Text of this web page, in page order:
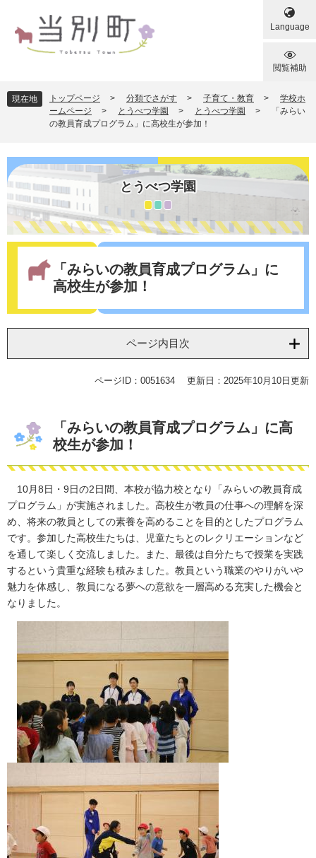
でば
文
Language
閲覧補助
現在地 トップページ > 分類でさがす > 子育て・教育 >
学校ホ
ームページ
> とうべつ学園 > とうべつ学園 >
「みらい
の教員育成プログラム」に高校生が参加！
とうべつ学園
「みらいの教員育成プログラム」に
高校生が参加！
ページ内目次
ページID：0051634 更新日：2025年10月10日更新
「みらいの教員育成プログラム」に高
校生が参加！
10月8日・9日の2日間、本校が協力校となり「みらいの教員育成
プログラム」が実施されました。高校生が教員の仕事への理解を深
め、将来の教員としての素養を高めることを目的としたプログラム
です。参加した高校生たちは、児童たちとのレクリエーションなど
を通して楽しく交流しました。また、最後は自分たちで授業を実践
するという貴重な経験も積みました。教員という職業のやりがいや
魅力を体感し、教員になる夢への意欲を一層高める充実した機会と
なりました。